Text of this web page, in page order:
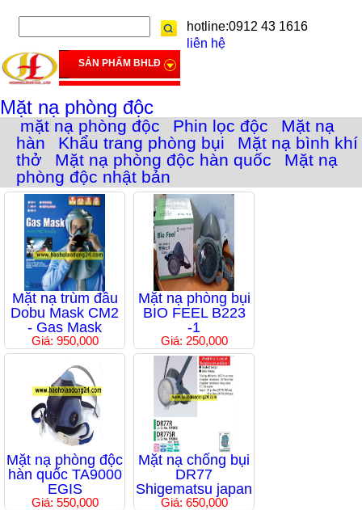
hotline:0912 43 1616
liên hệ
SẢN PHẨM BHLĐ
Mặt nạ phòng độc
mặt nạ phòng độc Phin lọc độc
Mặt nạ
hàn
Khẩu trang phòng bụi
Mặt nạ bình khí
thở
Mặt nạ phòng độc hàn quốc
Mặt nạ
phòng độc nhật bản
Mặt nạ trùm đầu
Dobu Mask CM2
- Gas Mask
Giá: 950,000
Mặt nạ phòng bụi
BIO FEEL B223
-1
Giá: 250,000
Mặt nạ phòng độc
hàn quốc TA9000
EGIS
Giá: 550,000
Mặt nạ chống bụi
DR77
Shigematsu japan
Giá: 650,000